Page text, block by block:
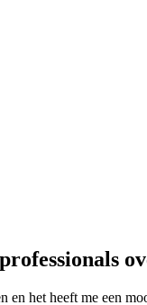
en het heeft me een